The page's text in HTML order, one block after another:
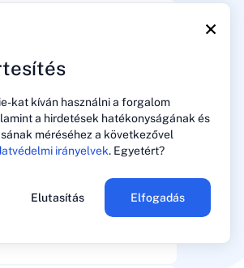
×
kat kíván használni a forgalom
a hirdetések hatékonyságának és
méréséhez a következővel
irányelvek. Egyetért?
Elutasítás Elfogadás
vs